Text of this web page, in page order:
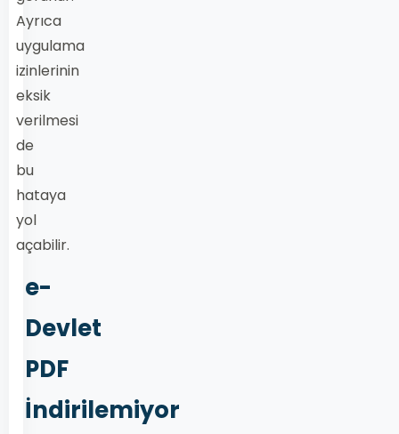
Ayrıca
uygulama
izinlerinin
eksik
verilmesi
de
bu
hataya
yol
açabilir.
e-
Devlet
PDF
İndirilemiyor